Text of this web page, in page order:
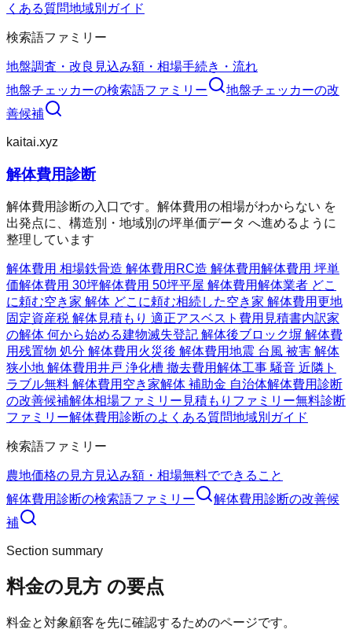
くある質問地域別ガイド
検索語ファミリー
地盤調査・改良 見込み額・相場手続き・流れ
地盤チェッカーの検索語ファミリー 地盤チェッカーの改
善候補
kaitai.xyz
解体費用診断
解体費用診断の入口です。解体費用の相場がわからない を
出発点に、構造別・地域別の坪単価データ へ進めるように
整理しています
解体費用 相場鉄骨造 解体費用 RC造 解体費用解体費用 坪単
価解体費用 30坪解体費用 50坪平屋 解体費用解体業者 どこ
に頼む空き家 解体 どこに頼む相続した空き家 解体費用更地
固定資産税 解体見積もり 適正アスベスト費用 見積書内訳家
の解体 何から始める建物滅失登記 解体後ブロック塀 解体費
用残置物 処分 解体費用 火災後 解体費用地震 台風 被害 解体
狭小地 解体費用井戸 浄化槽 撤去費用解体工事 騒音 近隣ト
ラブル無料 解体費用 空き家解体 補助金 自治体解体費用診断
の改善候補解体相場ファミリー 見積もりファミリー無料診断
ファミリー解体費用診断のよくある質問地域別ガイド
検索語ファミリー
農地価格の見方見込み額・相場無料でできること
解体費用診断の検索語ファミリー 解体費用診断の改善候
補
Section summary
料金の見方 の要点
料金と対象顧客を先に確認するためのページです。